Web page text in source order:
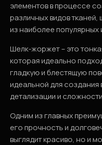
элементов в процессе
различных видов
из наиболее
Шелк-жоржет – это
которая идеально
гладкую и блестящую
идеальной для создания
детализации и
Одним из главных
его прочность и
выглядит красиво, но и